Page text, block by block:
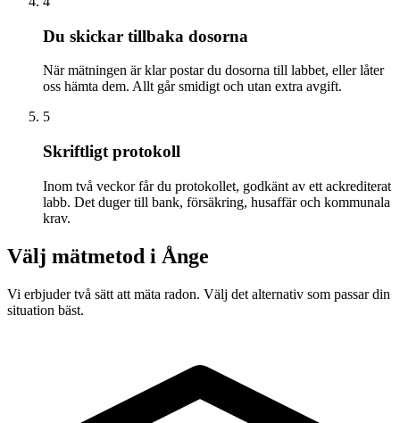
Du skickar tillbaka dosorna
När mätningen är klar postar du dosorna till labbet, eller låter
oss hämta dem. Allt går smidigt och utan extra avgift.
5
Skriftligt protokoll
Inom två veckor får du protokollet, godkänt av ett ackrediterat
labb. Det duger till bank, försäkring, husaffär och kommunala
krav.
Välj mätmetod i Ånge
Vi erbjuder två sätt att mäta radon. Välj det alternativ som passar din
situation bäst.